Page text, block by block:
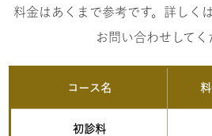
料金はあくまで参考です。詳しく
お問い合わせしてく
コース名
初診料